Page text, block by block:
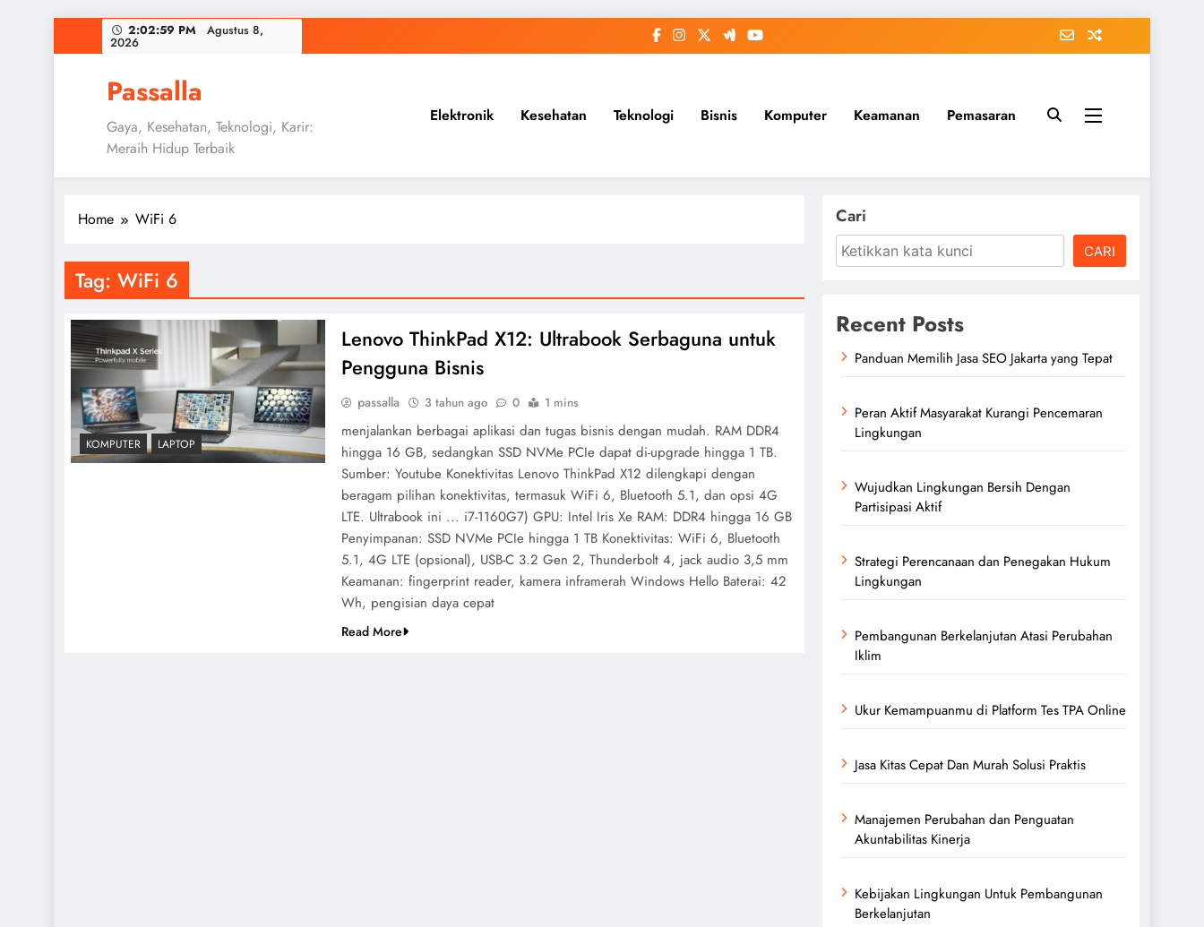
to
2:03:00 PM Agustus 8,
2026
Passalla
Gaya, Kesehatan, Teknologi, Karir:
Meraih Hidup Terbaik
Elektronik Kesehatan Teknologi Bisnis Komputer Keamanan Pemasaran
Home WiFi 6
Tag: WiFi 6
KOMPUTER LAPTOP
Lenovo ThinkPad X12: Ultrabook Serbaguna untuk
Pengguna Bisnis
passalla 3 tahun ago 0 1 mins
menjalankan berbagai aplikasi dan tugas bisnis dengan mudah. RAM DDR4
hingga 16 GB, sedangkan SSD NVMe PCIe dapat di-upgrade hingga 1 TB.
Sumber: Youtube Konektivitas Lenovo ThinkPad X12 dilengkapi dengan
beragam pilihan konektivitas, termasuk WiFi 6, Bluetooth 5.1, dan opsi 4G
LTE. Ultrabook ini ... i7-1160G7) GPU: Intel Iris Xe RAM: DDR4 hingga 16 GB
Penyimpanan: SSD NVMe PCIe hingga 1 TB Konektivitas: WiFi 6, Bluetooth
5.1, 4G LTE (opsional), USB-C 3.2 Gen 2, Thunderbolt 4, jack audio 3,5 mm
Keamanan: fingerprint reader, kamera inframerah Windows Hello Baterai: 42
Wh, pengisian daya cepat
Read More
Cari
CARI
Recent Posts
Panduan Memilih Jasa SEO Jakarta yang Tepat
Peran Aktif Masyarakat Kurangi Pencemaran
Lingkungan
Wujudkan Lingkungan Bersih Dengan
Partisipasi Aktif
Strategi Perencanaan dan Penegakan Hukum
Lingkungan
Pembangunan Berkelanjutan Atasi Perubahan
Iklim
Ukur Kemampuanmu di Platform Tes TPA Online
Jasa Kitas Cepat Dan Murah Solusi Praktis
Manajemen Perubahan dan Penguatan
Akuntabilitas Kinerja
Kebijakan Lingkungan Untuk Pembangunan
Berkelanjutan